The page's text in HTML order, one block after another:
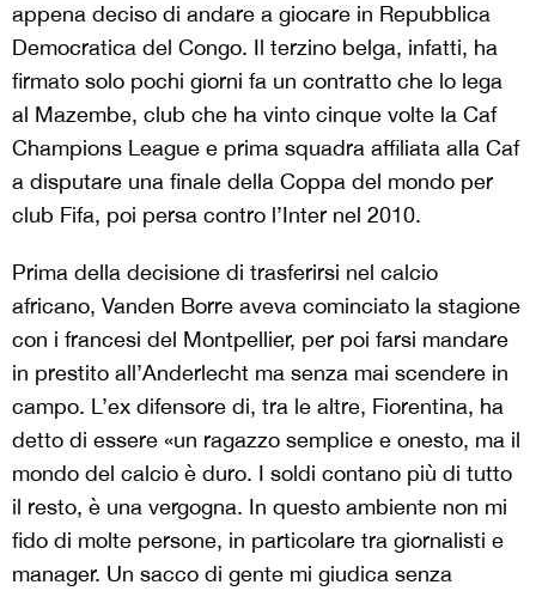
appena deciso di andare a giocare in Repubblica
Democratica del Congo. Il terzino belga, infatti, ha
firmato solo pochi giorni fa un contratto che lo lega
al Mazembe, club che ha vinto cinque volte la Caf
Champions League e prima squadra affiliata alla Caf
a disputare una finale della Coppa del mondo per
club Fifa, poi persa contro l’Inter nel 2010.
Prima della decisione di trasferirsi nel calcio
africano, Vanden Borre aveva cominciato la stagione
con i francesi del Montpellier, per poi farsi mandare
in prestito all’Anderlecht ma senza mai scendere in
campo. L’ex difensore di, tra le altre, Fiorentina, ha
detto di essere «un ragazzo semplice e onesto, ma il
mondo del calcio è duro. I soldi contano più di tutto
il resto, è una vergogna. In questo ambiente non mi
fido di molte persone, in particolare tra giornalisti e
manager. Un sacco di gente mi giudica senza